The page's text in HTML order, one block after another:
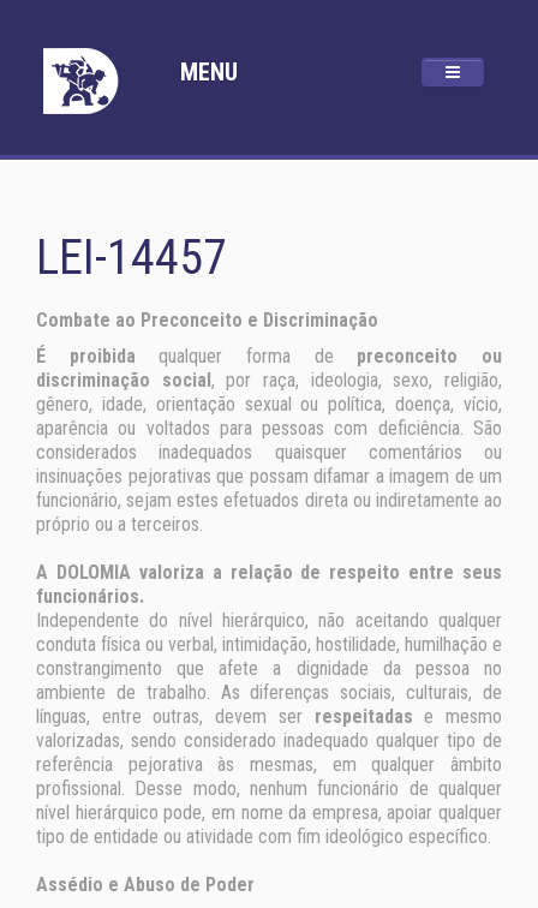
MENU
LEI-14457
Combate ao Preconceito e Discriminação
É proibidaqualquer forma de preconceito ou
discriminação social, por raça, ideologia, sexo, religião,
gênero, idade, orientação sexual ou política, doença, vício,
aparência ou voltados para pessoas com deficiência. São
considerados inadequados quaisquer comentários ou
insinuações pejorativas que possam difamar a imagem de um
funcionário, sejam estes efetuados direta ou indiretamente ao
próprio ou a terceiros.
A DOLOMIA valoriza a relação de respeito entre seus
funcionários.
Independente do nível hierárquico, não aceitando qualquer
conduta física ou verbal, intimidação, hostilidade, humilhação e
constrangimento que afete a dignidade da pessoa no
ambiente de trabalho. As diferenças sociais, culturais, de
línguas, entre outras, devem ser respeitadas e mesmo
valorizadas, sendo considerado inadequado qualquer tipo de
referência pejorativa às mesmas, em qualquer âmbito
profissional. Desse modo, nenhum funcionário de qualquer
nível hierárquico pode, em nome da empresa, apoiar qualquer
tipo de entidade ou atividade com fim ideológico específico.
Assédio e Abuso de Poder